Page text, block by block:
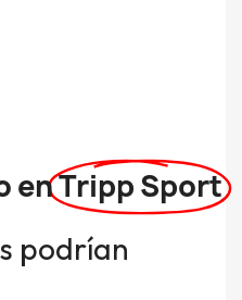
enTripp Sport
podrían